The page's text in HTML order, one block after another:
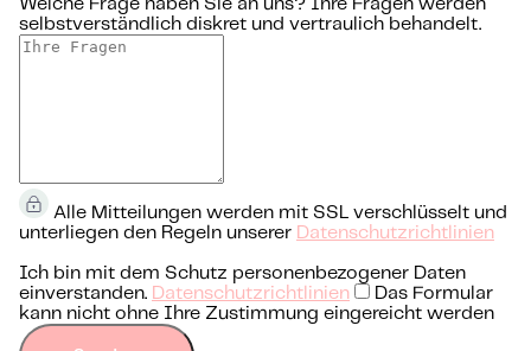
Welche Frage haben Sie an uns? Ihre Fragen werden
selbstverständlich diskret und vertraulich behandelt.
Alle Mitteilungen werden mit SSL verschlüsselt und
unterliegen den Regeln unserer Datenschutzrichtlinien
Ich bin mit dem Schutz personenbezogener Daten
einverstanden. Datenschutzrichtlinien
Das Formular
kann nicht ohne Ihre Zustimmung eingereicht werden